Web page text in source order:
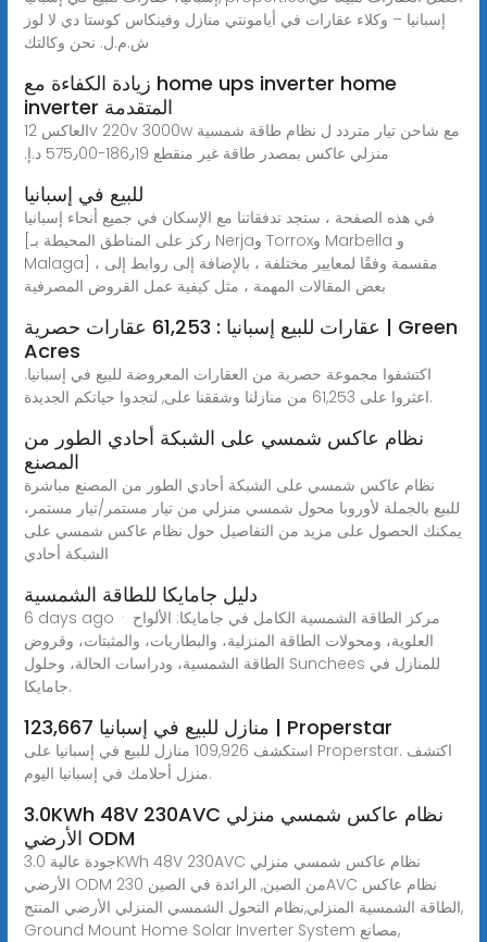
إسبانيا – وكلاء عقارات في أيامونتي منازل وفينكاس كوستا دي لا لوز
ش.م.ل. نحن وكالتك
زيادة الكفاءة مع home ups inverter home
inverter المتقدمة
العاكس 12v 220v 3000w مع شاحن تيار متردد ل نظام طاقة شمسية
منزلي عاكس بمصدر طاقة غير منقطع 186٫19-‏575٫00 د.إ.‏
للبيع في إسبانيا
في هذه الصفحة ، ستجد تدفقاتنا مع الإسكان في جميع أنحاء إسبانيا
[ركز على المناطق المحيطة بـ Nerjaو Torroxو Marbella و
Malaga] ، مقسمة وفقًا لمعايير مختلفة ، بالإضافة إلى روابط إلى
بعض المقالات المهمة ، مثل كيفية عمل القروض المصرفية
عقارات للبيع إسبانيا : 61,253 عقارات حصرية | Green
Acres
اكتشفوا مجموعة حصرية من العقارات المعروضة للبيع في إسبانيا.
اعثروا على 61,253 من منازلنا وشققنا على, لتجدوا حياتكم الجديدة.
نظام عاكس شمسي على الشبكة أحادي الطور من
المصنع
نظام عاكس شمسي على الشبكة أحادي الطور من المصنع مباشرة
للبيع بالجملة لأوروبا محول شمسي منزلي من تيار مستمر/تيار مستمر،
يمكنك الحصول على مزيد من التفاصيل حول نظام عاكس شمسي على
الشبكة أحادي
دليل جامايكا للطاقة الشمسية
6 days ago · مركز الطاقة الشمسية الكامل في جامايكا: الألواح
العلوية، ومحولات الطاقة المنزلية، والبطاريات، والمثبتات، وقروض
الطاقة الشمسية، ودراسات الحالة، وحلول Sunchees للمنازل في
جامايكا.
123,667 منازل للبيع في إسبانيا | Properstar
استكشف 109,926 منازل للبيع في إسبانيا على Properstar. اكتشف
منزل أحلامك في إسبانيا اليوم.
3.0KWh 48V 230AVC نظام عاكس شمسي منزلي
الأرضي ODM
جودة عالية 3.0KWh 48V 230AVC نظام عاكس شمسي منزلي
الأرضي ODM من الصين, الرائدة في الصين 230AVC نظام عاكس
الطاقة الشمسية المنزلي,نظام التحول الشمسي المنزلي الأرضي المنتج,
Ground Mount Home Solar Inverter System مصانع,